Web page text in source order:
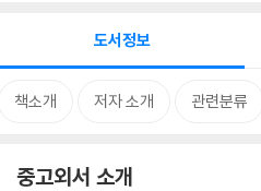
도서정보
책소개 저자 소개 관련분류
중고외서 소개